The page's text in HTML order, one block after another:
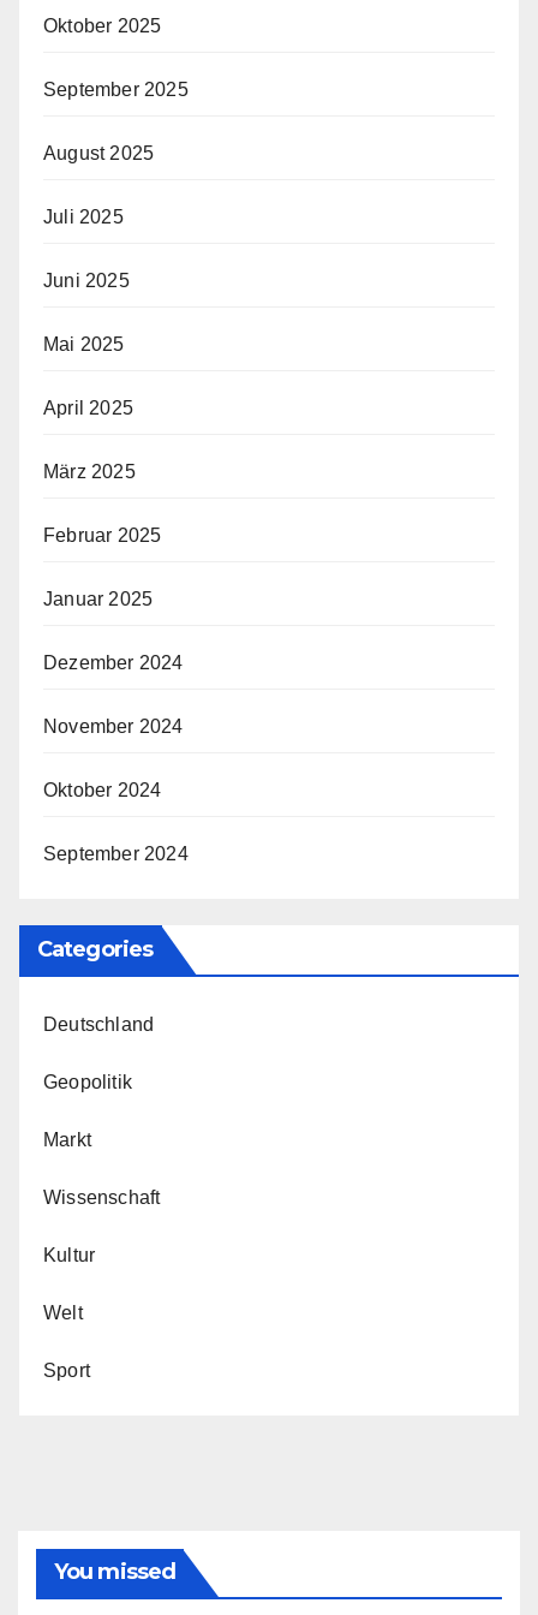
Oktober 2025
September 2025
August 2025
Juli 2025
Juni 2025
Mai 2025
April 2025
März 2025
Februar 2025
Januar 2025
Dezember 2024
November 2024
Oktober 2024
September 2024
Categories
Deutschland
Geopolitik
Markt
Wissenschaft
Kultur
Welt
Sport
You missed